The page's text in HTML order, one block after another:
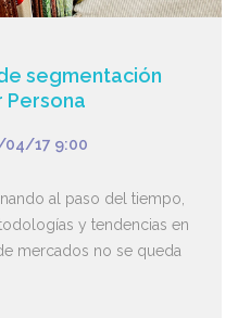
segmentación
Persona
04/17 9:00
al paso del tiempo,
y tendencias en
mercados no se queda